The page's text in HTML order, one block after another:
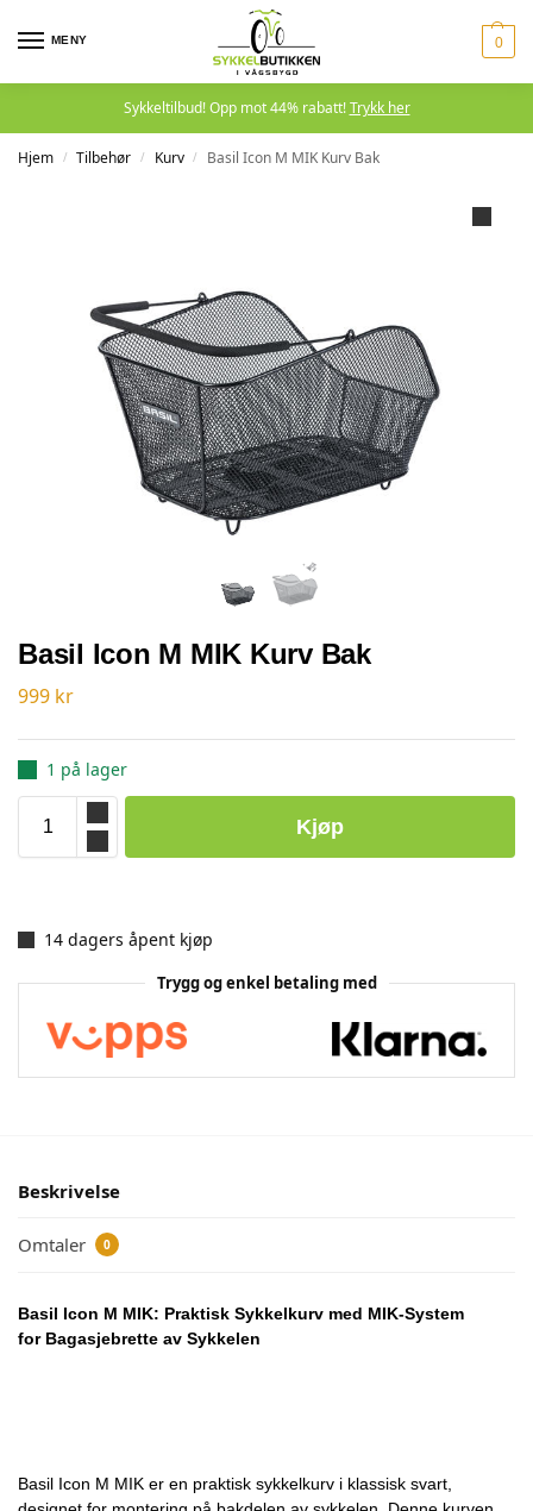
MENY 0
Sykkeltilbud! Opp mot 44% rabatt!Trykk her
Hjem / Tilbehør / Kurv / Basil Icon M MIK Kurv Bak
Basil Icon M MIK Kurv Bak
999 kr
1 på lager
Kjøp
14 dagers åpent kjøp
Trygg og enkel betaling med
Beskrivelse
Omtaler 0
Basil Icon M MIK: Praktisk Sykkelkurv med MIK-System
for Bagasjebrette av Sykkelen
Basil Icon M MIK er en praktisk sykkelkurv i klassisk svart,